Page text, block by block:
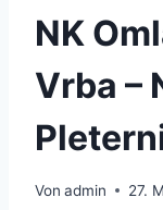
NK
Vrba –
Von admin 27.